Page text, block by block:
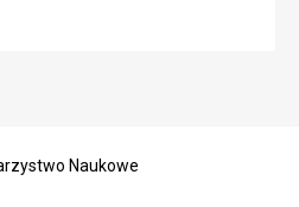
Naukowe